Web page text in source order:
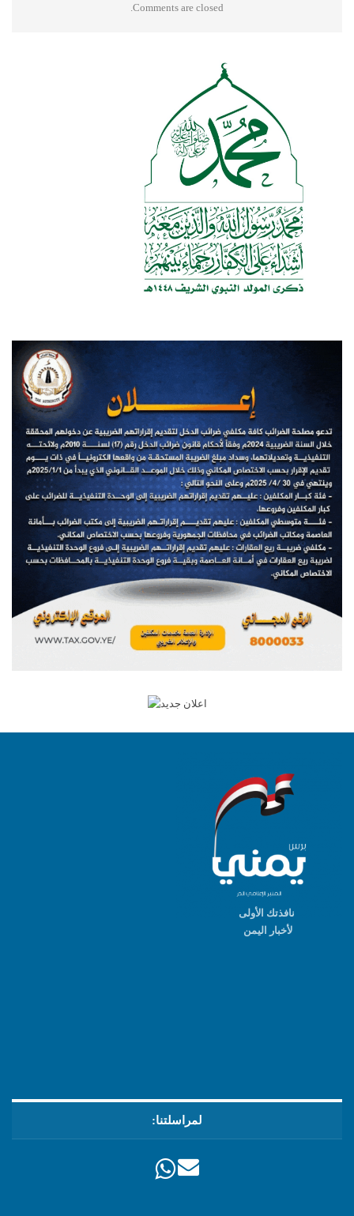
Comments are closed.
نافذتك الأولى
لأخبار اليمن
لمراسلتنا: